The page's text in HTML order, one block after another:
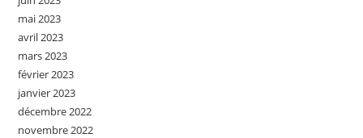
mai 2023
avril 2023
mars 2023
février 2023
janvier 2023
décembre 2022
novembre 2022